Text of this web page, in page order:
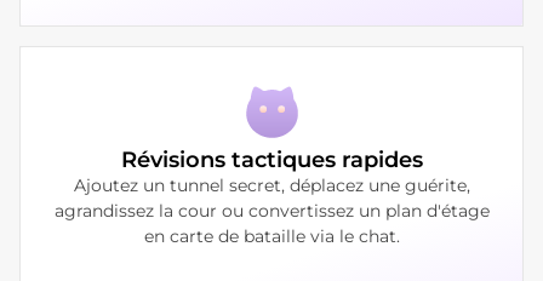
Révisions tactiques rapides
Ajoutez un tunnel secret, déplacez une guérite,
agrandissez la cour ou convertissez un plan d'étage
en carte de bataille via le chat.